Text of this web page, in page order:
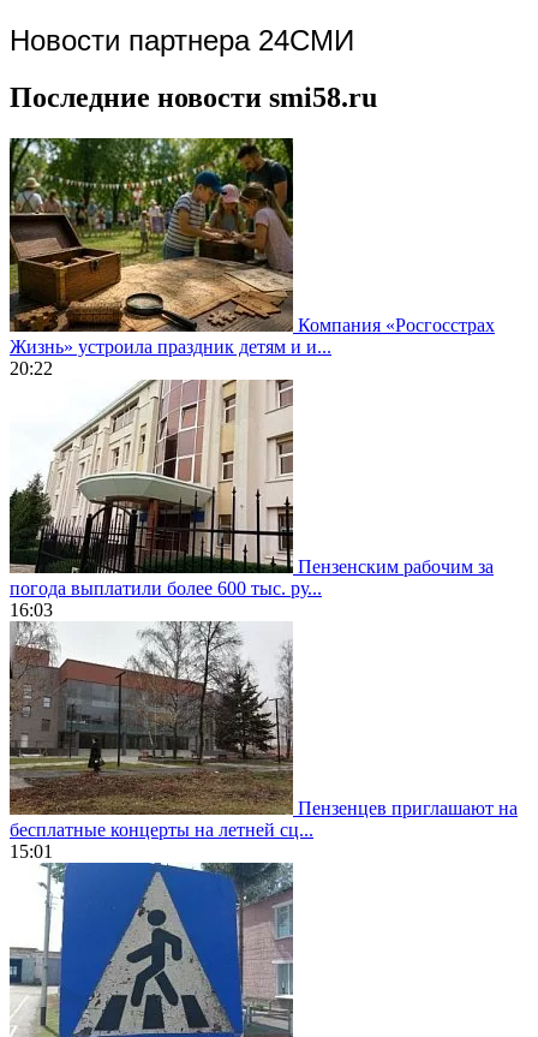
Новости партнера 24СМИ
Последние новости smi58.ru
Компания «Росгосстрах
Жизнь» устроила праздник детям и и...
20:22
Пензенским рабочим за
погода выплатили более 600 тыс. ру...
16:03
Пензенцев приглашают на
бесплатные концерты на летней сц...
15:01